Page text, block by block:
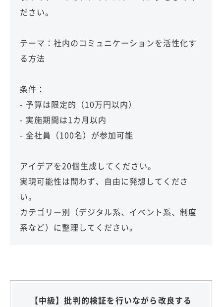
ださい。
テーマ：社内のコミュニケーションを活性化す
る方法
条件：
- 予算は限定的（10万円以内）
- 実施期間は1カ月以内
- 全社員（100名）が参加可能
アイデアを20個生成してください。
実現可能性は問わず、自由に発想してくださ
い。
カテゴリー別（デジタル系、イベント系、制度
系など）に整理してください。
【中級】批判的検証を行いながら改良する